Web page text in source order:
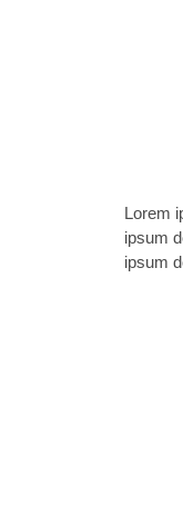
Lorem
ipsum
ipsum
lomiur